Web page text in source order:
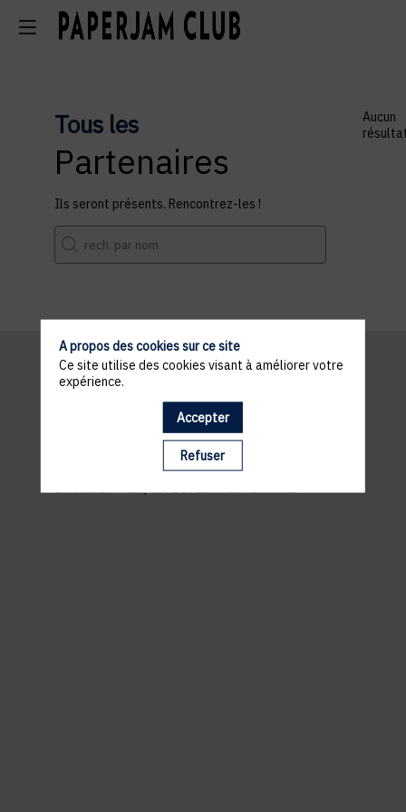
Tous les
Partenaires
Ils seront présents. Rencontrez-les !
Aucun
ANDY SCHLECK CYCLES
2 RUE DES PRÈS, 5972 ITZIG HESPERANGE
A propos des cookies sur ce site
Ce site utilise des cookies visant à améliorer votre
expérience.
Accepter
Refuser